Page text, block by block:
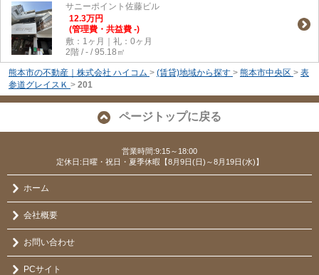
サニーポイント佐藤ビル
12.3万円
(管理費・共益費 -)
敷：1ヶ月｜礼：0ヶ月
2階 / - / 95.18㎡
熊本市の不動産｜株式会社 ハイコム > (賃貸)地域から探す > 熊本市中央区 > 表
参道グレイスＫ > 201
ページトップに戻る
営業時間:9:15～18:00
定休日:日曜・祝日・夏季休暇【8月9日(日)～8月19日(水)】
ホーム
会社概要
お問い合わせ
PCサイト